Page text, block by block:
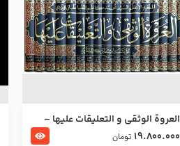
العروة الوثقى و التعليقات عليها –
طرح جدید
19.800.000 تومان